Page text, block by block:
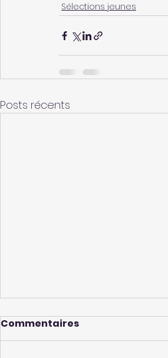
Sélections jeunes
Posts récents
Commentaires